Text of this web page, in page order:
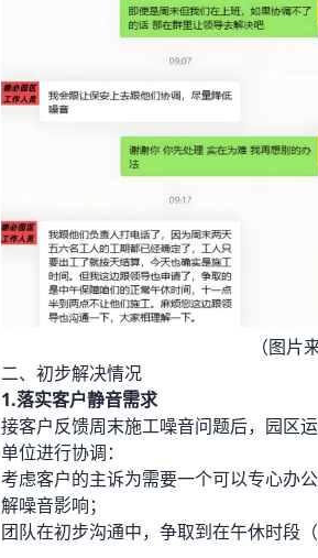
（图片
二、初步解决情况
1.落实客户静音需求
接客户反馈周末施工噪音问题后，园区
单位进行协调：
考虑客户的主诉为需要一个可以专心办
解噪音影响；
团队在初步沟通中，争取到在午休时段